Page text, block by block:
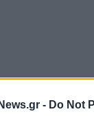
- Do Not